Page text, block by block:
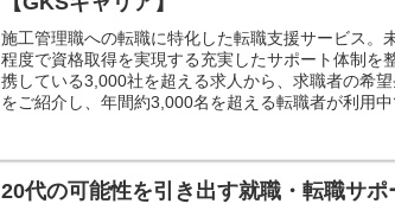
施工管理職への転職に特化した転職支援サービス。
程度で資格取得を実現する充実したサポート体制を
携している3,000社を超える求人から、求職者の希
をご紹介し、年間約3,000名を超える転職者が利用中
20代の可能性を引き出す就職・転職サ